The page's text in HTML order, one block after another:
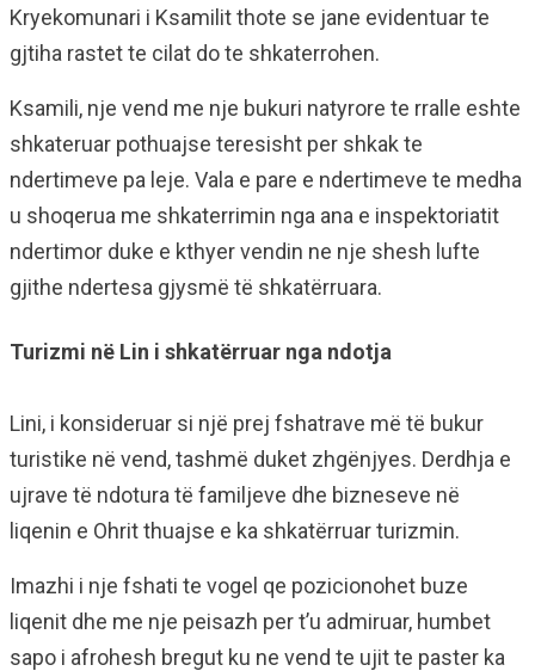
Kryekomunari i Ksamilit thote se jane evidentuar te
gjtiha rastet te cilat do te shkaterrohen.
Ksamili, nje vend me nje bukuri natyrore te rralle eshte
shkateruar pothuajse teresisht per shkak te
ndertimeve pa leje. Vala e pare e ndertimeve te medha
u shoqerua me shkaterrimin nga ana e inspektoriatit
ndertimor duke e kthyer vendin ne nje shesh lufte
gjithe ndertesa gjysmë të shkatërruara.
Turizmi në Lin i shkatërruar nga ndotja
Lini, i konsideruar si një prej fshatrave më të bukur
turistike në vend, tashmë duket zhgënjyes. Derdhja e
ujrave të ndotura të familjeve dhe bizneseve në
liqenin e Ohrit thuajse e ka shkatërruar turizmin.
Imazhi i nje fshati te vogel qe pozicionohet buze
liqenit dhe me nje peisazh per t’u admiruar, humbet
sapo i afrohesh bregut ku ne vend te ujit te paster ka